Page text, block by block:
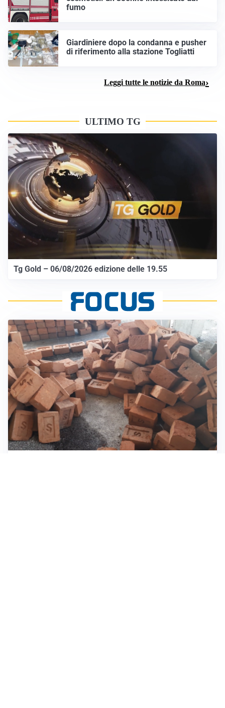
fumo
Giardiniere dopo la condanna e pusher
di riferimento alla stazione Togliatti
Leggi tutte le notizie da Roma
ULTIMO TG
Tg Gold – 06/08/2026 edizione delle 19.55